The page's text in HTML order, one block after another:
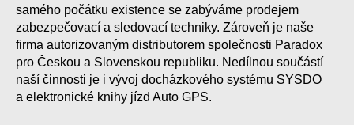
samého počátku existence se zabýváme prodejem
zabezpečovací a sledovací techniky. Zároveň je naše
firma autorizovaným distributorem společnosti Paradox
pro Českou a Slovenskou republiku. Nedílnou součástí
naší činnosti je i vývoj docházkového systému SYSDO
a elektronické knihy jízd Auto GPS.